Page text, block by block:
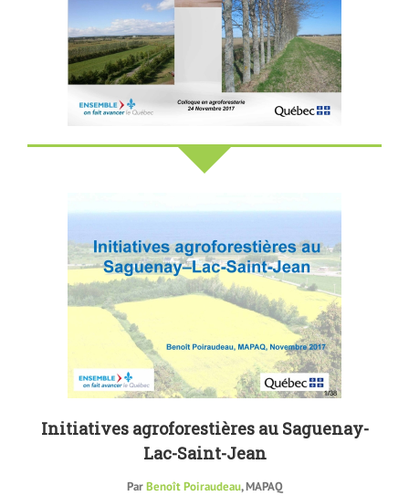
Initiatives agroforestières au Saguenay-
Lac-Saint-Jean
ParBenoît Poiraudeau, MAPAQ